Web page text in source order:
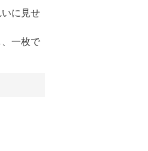
に見せ
一枚で